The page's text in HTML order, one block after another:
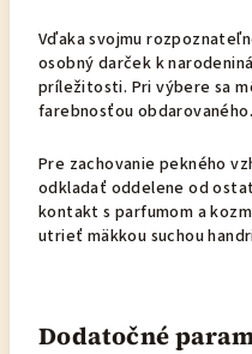
Vďaka svojmu
osobný darček k
príležitosti. Pri výbere sa
farebnosťou obdarovaného.
Pre zachovanie pekného
odkladať oddelene od
kontakt s parfumom a
utrieť mäkkou suchou
Dodatočné